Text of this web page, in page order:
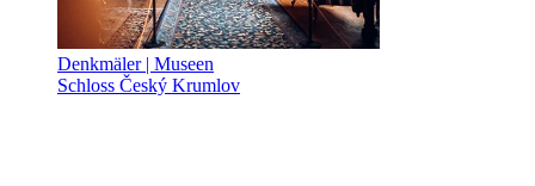
Denkmäler | Museen
Schloss Český Krumlov